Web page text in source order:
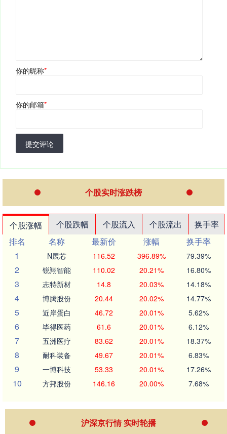
你的昵称*
你的邮箱*
提交评论
个股实时涨跌榜
个股涨幅 个股跌幅 个股流入 个股流出
换手率
排名
名称 最新价 涨幅
换手率
1
N展芯 116.52 396.89% 79.39%
2 锐翔智能 110.02 20.21% 16.80%
3 志特新材 14.8 20.03% 14.18%
4 博腾股份 20.44 20.02% 14.77%
5 近岸蛋白 46.72 20.01% 5.62%
6 毕得医药 61.6 20.01% 6.12%
7 五洲医疗 83.62 20.01% 18.37%
8 耐科装备 49.67 20.01% 6.83%
9 一博科技 53.33 20.01% 17.26%
10 方邦股份 146.16 20.00% 7.68%
沪深京行情 实时轮播